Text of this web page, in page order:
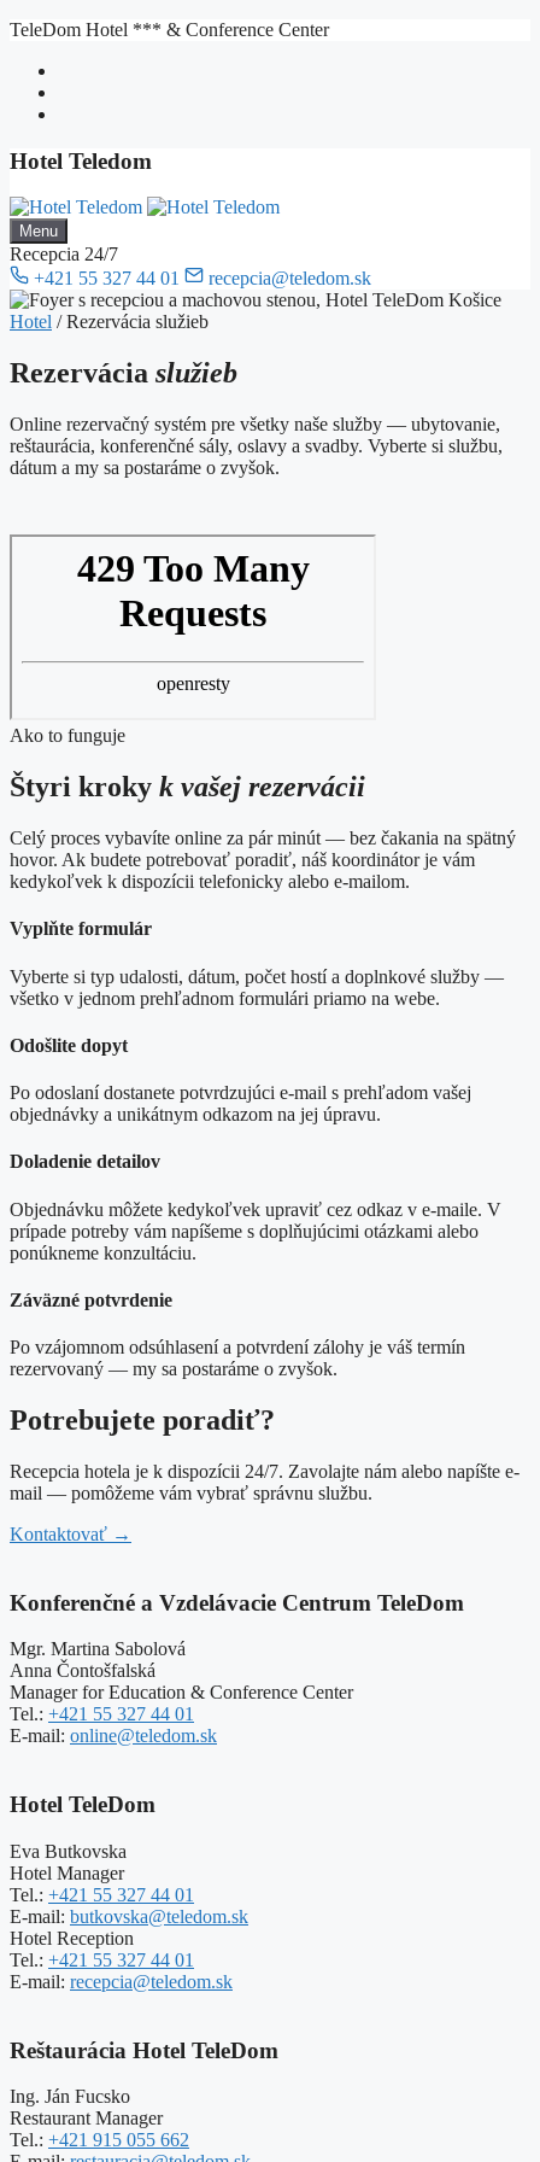
Preskočiť
obsah
TeleDom Hotel *** & Conference Center
Hotel Teledom
Menu
Recepcia 24/7
+421 55 327 44 01
recepcia@teledom.sk
Hotel / Rezervácia služieb
Rezervácia služieb
Online rezervačný systém pre všetky naše služby — ubytovanie,
reštaurácia, konferenčné sály, oslavy a svadby. Vyberte si službu,
dátum a my sa postaráme o zvyšok.
Ako to funguje
Štyri kroky k vašej rezervácii
Celý proces vybavíte online za pár minút — bez čakania na spätný
hovor. Ak budete potrebovať poradiť, náš koordinátor je vám
kedykoľvek k dispozícii telefonicky alebo e-mailom.
Vyplňte formulár
Vyberte si typ udalosti, dátum, počet hostí a doplnkové služby —
všetko v jednom prehľadnom formulári priamo na webe.
Odošlite dopyt
Po odoslaní dostanete potvrdzujúci e-mail s prehľadom vašej
objednávky a unikátnym odkazom na jej úpravu.
Doladenie detailov
Objednávku môžete kedykoľvek upraviť cez odkaz v e-maile. V
prípade potreby vám napíšeme s doplňujúcimi otázkami alebo
ponúkneme konzultáciu.
Záväzné potvrdenie
Po vzájomnom odsúhlasení a potvrdení zálohy je váš termín
rezervovaný — my sa postaráme o zvyšok.
Potrebujete poradiť?
Recepcia hotela je k dispozícii 24/7. Zavolajte nám alebo napíšte e-
mail — pomôžeme vám vybrať správnu službu.
Kontaktovať →
Konferenčné a Vzdelávacie Centrum TeleDom
Mgr. Martina Sabolová
Anna Čontošfalská
Manager for Education & Conference Center
Tel.: +421 55 327 44 01
E-mail: online@teledom.sk
Hotel TeleDom
Eva Butkovska
Hotel Manager
Tel.: +421 55 327 44 01
E-mail: butkovska@teledom.sk
Hotel Reception
Tel.: +421 55 327 44 01
E-mail: recepcia@teledom.sk
Reštaurácia Hotel TeleDom
Ing. Ján Fucsko
Restaurant Manager
Tel.: +421 915 055 662